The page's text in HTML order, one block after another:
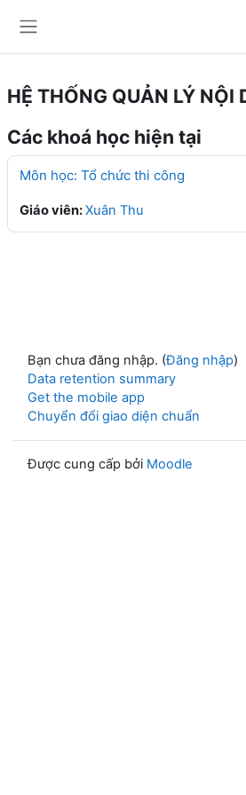
HỆ THỐNG QUẢN LÝ NỘI
Các khoá học hiện tại
Môn học: Tổ chức thi công
Giáo viên:Xuân Thu
Bạn chưa đăng nhập. (Đăng nhập)
Data retention summary
Get the mobile app
Chuyển đổi giao diện chuẩn
Được cung cấp bởi Moodle